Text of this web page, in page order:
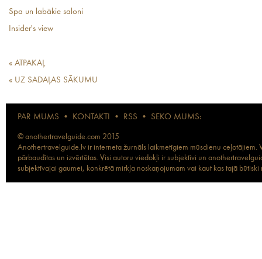
Spa un labākie saloni
Insider's view
« ATPAKAĻ
« UZ SADAĻAS SĀKUMU
PAR MUMS • KONTAKTI • RSS • SEKO MUMS:
© anothertravelguide.com 2015
Anothertravelguide.lv ir interneta žurnāls laikmetīgiem mūsdienu
pārbaudītas un izvērtētas. Visi autoru viedokļi ir subjektīvi un
subjektīvajai gaumei, konkrētā mirkļa noskaņojumam vai kaut kas tajā